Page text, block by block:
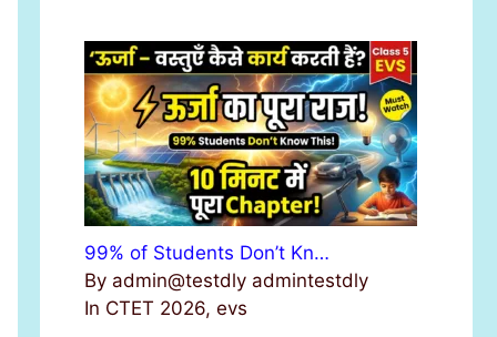
99% of Students Don’t Kn…
By admin@testdly admintestdly
In CTET 2026, evs